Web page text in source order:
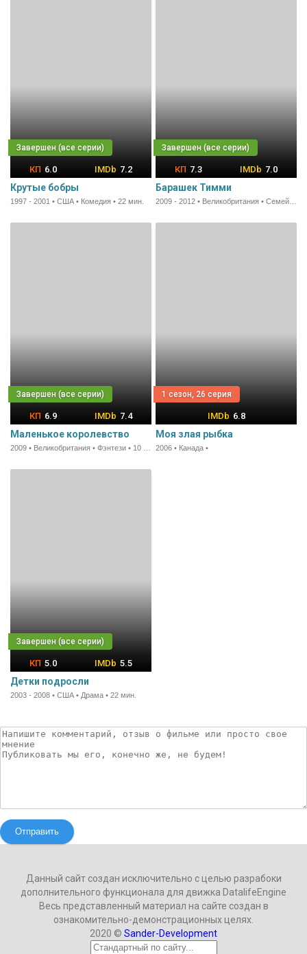
6.0 7.2
Крутые бобры
1997 - 2001 • США • Комедия • 22 мин.
7.3 7.0
Барашек Тимми
6.9 7.4
Маленькое королевство
2009 • Великобритания • Фэнтези • 10 мин.
1 сезон, 26 серия
6.8
Моя злая рыбка
2006 • Канада •
5.0 5.5
Детки подросли
2003 - 2008 • США • Драма • 22 мин.
Отправить
Данный сайт создан исключительно с целью разрабоки
дополнительного функционала для движка DatalifeEngine
Весь представленный материал на сайте создан в
ознакомительно-демонстрационных целях.
2020 © Sander-Development